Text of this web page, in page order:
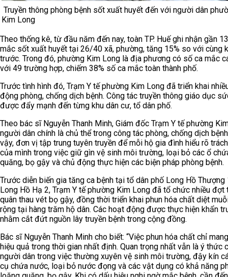
Truyền thông phòng bệnh sốt xuất huyết đến với người dân
Kim Long
Theo thống kê, từ đầu năm đến nay, toàn TP. Huế ghi nhận gần
mắc sốt xuất huyết tại 26/40 xã, phường, tăng 15% so với cùng
trước. Trong đó, phường Kim Long là địa phương có số ca mắc
với 49 trường hợp, chiếm 38% số ca mắc toàn thành phố.
Trước tình hình đó, Trạm Y tế phường Kim Long đã triển khai
động phòng, chống dịch bệnh. Công tác truyền thông giáo dục
được đẩy mạnh đến từng khu dân cư, tổ dân phố.
Theo bác sĩ Nguyễn Thanh Minh, Giám đốc Trạm Y tế phường
người dân chính là chủ thể trong công tác phòng, chống dịch
vậy, đơn vị tập trung tuyên truyền để mỗi hộ gia đình hiểu rõ
của mình trong việc giữ gìn vệ sinh môi trường, loại bỏ các ổ
quăng, bọ gậy và chủ động thực hiện các biện pháp phòng bệnh.
Trước diễn biến gia tăng ca bệnh tại tổ dân phố Long Hồ Thượng
Long Hồ Hạ 2, Trạm Y tế phường Kim Long đã tổ chức nhiều đợt
quân thau vét bọ gậy, đồng thời triển khai phun hóa chất diệt
rộng tại hàng trăm hộ dân. Các hoạt động được thực hiện khẩn
nhằm cắt đứt nguồn lây truyền bệnh trong cộng đồng.
Bác sĩ Nguyễn Thanh Minh cho biết: “Việc phun hóa chất chỉ
hiệu quả trong thời gian nhất định. Quan trọng nhất vẫn là ý thức
người dân trong việc thường xuyên vệ sinh môi trường, đậy kín
cụ chứa nước, loại bỏ nước đọng và các vật dụng có khả năng